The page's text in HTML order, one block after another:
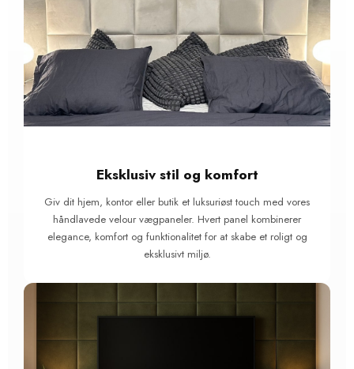
Eksklusiv stil og komfort
Giv dit hjem, kontor eller butik et luksuriøst touch med vores
håndlavede velour vægpaneler. Hvert panel kombinerer
elegance, komfort og funktionalitet for at skabe et roligt og
eksklusivt miljø.